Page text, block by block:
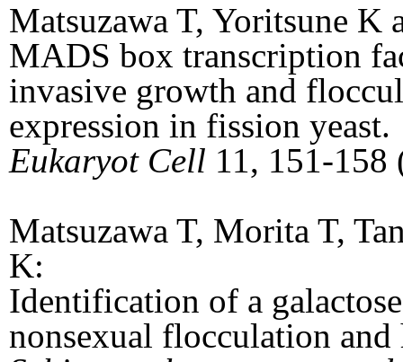
Matsuzawa T, Yoritsune K
MADS box transcription
invasive growth and
expression in fission yeast.
Eukaryot Cell 11, 151-158
Matsuzawa T, Morita T,
K:
Identification of a
nonsexual flocculation